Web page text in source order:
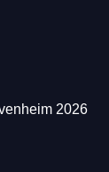
2026